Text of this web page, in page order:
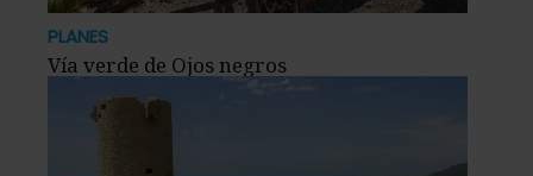
PLANES
Vía verde de Ojos negros